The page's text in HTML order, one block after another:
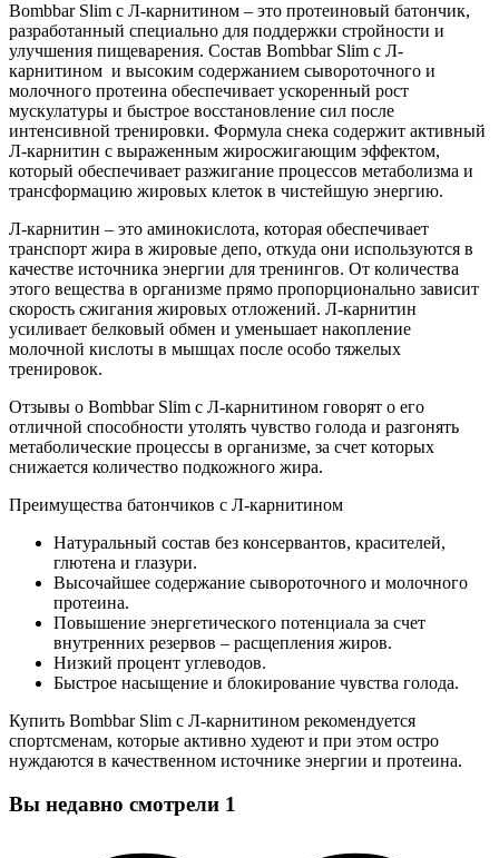
Bombbar Slim с Л-карнитином – это протеиновый батончик,
разработанный специально для поддержки стройности и
улучшения пищеварения. Состав Bombbar Slim с Л-
карнитином и высоким содержанием сывороточного и
молочного протеина обеспечивает ускоренный рост
мускулатуры и быстрое восстановление сил после
интенсивной тренировки. Формула снека содержит активный
Л-карнитин с выраженным жиросжигающим эффектом,
который обеспечивает разжигание процессов метаболизма и
трансформацию жировых клеток в чистейшую энергию.
Л-карнитин – это аминокислота, которая обеспечивает
транспорт жира в жировые депо, откуда они используются в
качестве источника энергии для тренингов. От количества
этого вещества в организме прямо пропорционально зависит
скорость сжигания жировых отложений. Л-карнитин
усиливает белковый обмен и уменьшает накопление
молочной кислоты в мышцах после особо тяжелых
тренировок.
Отзывы о Bombbar Slim с Л-карнитином говорят о его
отличной способности утолять чувство голода и разгонять
метаболические процессы в организме, за счет которых
снижается количество подкожного жира.
Преимущества батончиков с Л-карнитином
Натуральный состав без консервантов, красителей,
глютена и глазури.
Высочайшее содержание сывороточного и молочного
протеина.
Повышение энергетического потенциала за счет
внутренних резервов – расщепления жиров.
Низкий процент углеводов.
Быстрое насыщение и блокирование чувства голода.
Купить Bombbar Slim с Л-карнитином рекомендуется
спортсменам, которые активно худеют и при этом остро
нуждаются в качественном источнике энергии и протеина.
Вы недавно смотрели 1